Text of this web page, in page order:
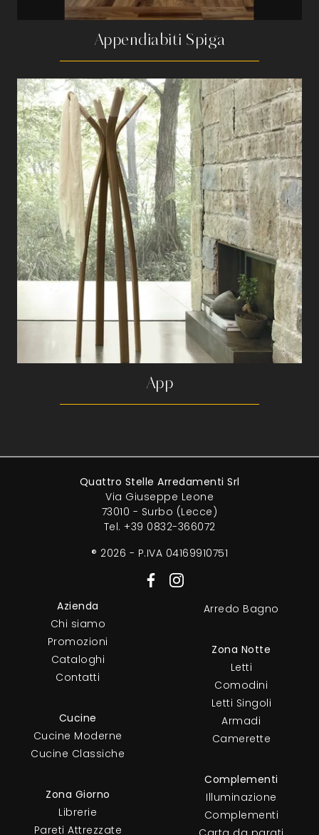
Appendiabiti Spiga
App
Quattro Stelle Arredamenti Srl
Via Giuseppe Leone
73010 - Surbo (Lecce)
Tel. +39 0832-366072
® 2026 - P.IVA 04169910751
Azienda
Chi siamo
Promozioni
Cataloghi
Contatti
Cucine
Cucine Moderne
Cucine Classiche
Zona Giorno
Librerie
Pareti Attrezzate
Arredo Bagno
Zona Notte
Letti
Comodini
Letti Singoli
Armadi
Camerette
Complementi
Illuminazione
Complementi